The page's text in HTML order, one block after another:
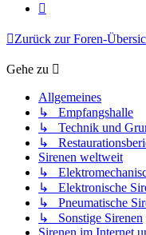
Zurück zur Foren-
Gehe zu
Allgemeines
↳ Empfangshalle
↳ Technik und
↳
Sirenen weltweit
↳
↳ Elektronische
↳ Pneumatische
↳ Sonstige Sirenen